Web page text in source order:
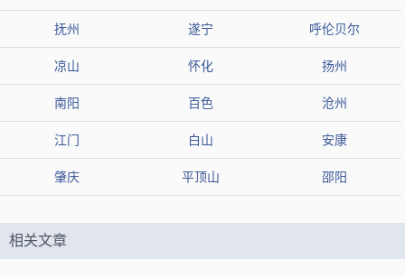
抚州 遂宁 呼伦贝尔
凉山 怀化 扬州
南阳 百色 沧州
江门 白山 安康
肇庆 平顶山 邵阳
相关文章